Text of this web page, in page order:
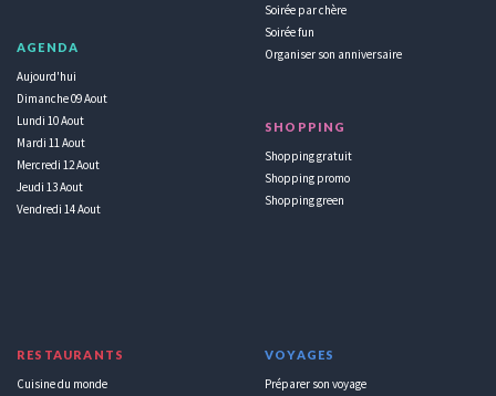
AGENDA
Aujourd'hui
Dimanche 09 Aout
Lundi 10 Aout
Mardi 11 Aout
Mercredi 12 Aout
Jeudi 13 Aout
Vendredi 14 Aout
Soirée par chère
Soirée fun
Organiser son anniversaire
SHOPPING
Shopping gratuit
Shopping promo
Shopping green
RESTAURANTS
Cuisine du monde
VOYAGES
Préparer son voyage